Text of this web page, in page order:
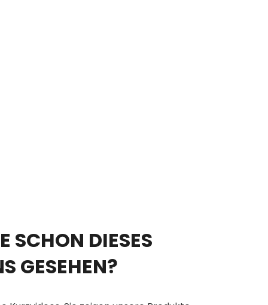
SCHON DIESES
GESEHEN?